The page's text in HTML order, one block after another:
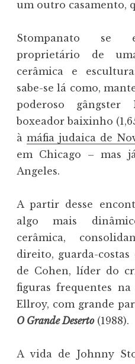
um outro casamento,
Stompanato se
proprietário de
cerâmica e
sabe-se lá como,
poderoso gângster
boxeador baixinho
àmáfia judaica de
em Chicago – mas
Angeles.
A partir desse
algo mais
cerâmica,
direito, guarda-
de Cohen, líder do
figuras frequentes na
Ellroy, com grande
O Grande Deserto(1988).
A vida de Johnny